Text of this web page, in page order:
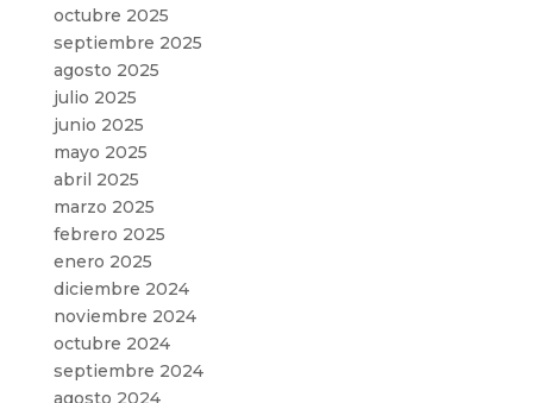
octubre 2025
septiembre 2025
agosto 2025
julio 2025
junio 2025
mayo 2025
abril 2025
marzo 2025
febrero 2025
enero 2025
diciembre 2024
noviembre 2024
octubre 2024
septiembre 2024
agosto 2024